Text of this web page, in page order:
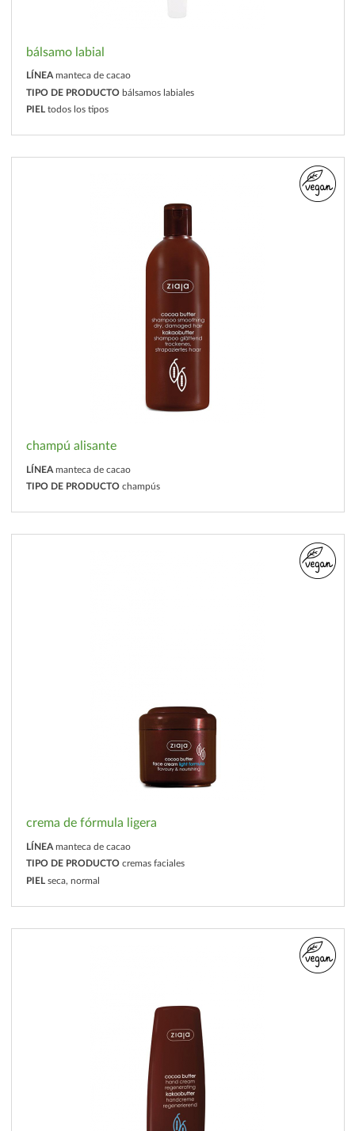
bálsamo labial
LÍNEA manteca de cacao
TIPO DE PRODUCTO bálsamos labiales
PIEL todos los tipos
champú alisante
LÍNEA manteca de cacao
TIPO DE PRODUCTO champús
crema de fórmula ligera
LÍNEA manteca de cacao
TIPO DE PRODUCTO cremas faciales
PIEL seca, normal